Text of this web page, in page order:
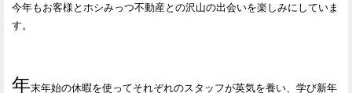
今年もお客様とホシみっつ不動産との沢山の出会いを楽しみにしていま
す。
年末年始の休暇を使ってそれぞれのスタッフが英気を養い、学び新年